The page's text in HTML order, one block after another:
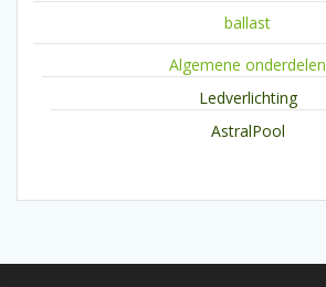
ballast
Algemene onderdelen
Ledverlichting
AstralPool